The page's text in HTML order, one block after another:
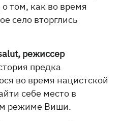
том, как во время
село вторглись
режиссер
предка
во время нацистской
себе место в
режиме Виши.